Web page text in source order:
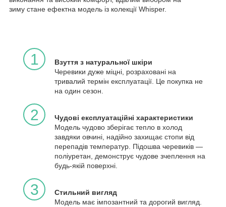
зиму стане ефектна модель із колекції Whisper.
1
Взуття з натуральної шкіри
Черевики дуже міцні, розраховані на
тривалий термін експлуатації. Це покупка не
на один сезон.
2
Чудові експлуатаційні характеристики
Модель чудово зберігає тепло в холод
завдяки овчині, надійно захищає стопи від
перепадів температур. Підошва черевиків —
поліуретан, демонструє чудове зчеплення на
будь-якій поверхні.
3
Стильний вигляд
Модель має імпозантний та дорогий вигляд.